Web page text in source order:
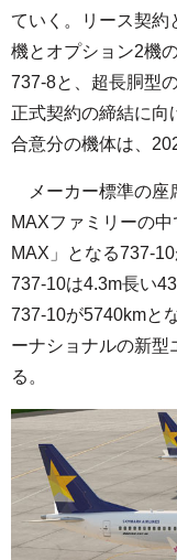
ていく。リース契約
機とオプション2機
737-8と、超長胴型
正式契約の締結に向
合意分の機体は、
メーカー標準の座
MAXファミリーの
MAX」となる737-
737-10は4.3m長い
737-10が5740kmと
ーナショナルの新型
る。